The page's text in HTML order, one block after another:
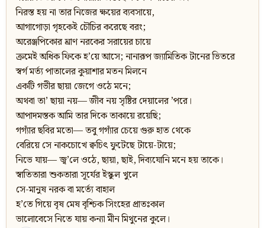
নিরস্ত হয় না তার নিজের ক্ষয়ের ব্যবসায়ে,
আগাগোড়া গৃহকেই চৌচির করেছে বরং;
অরেঞ্জপিকোর ঘ্রাণ নরকের সরায়ের চায়ে
ক্রমেই অধিক ফিকে হ’য়ে আসে; নানারূপ জ্যামিতিক টানের ভিতরে
স্বৰ্গ মর্ত্য পাতালের কুয়াশার মতন মিলনে
একটি গভীর ছায়া জেগে ওঠে মনে;
অথবা তা’ ছায়া নয়— জীব নয় সৃষ্টির দেয়ালের ’পরে।
আপাদমস্তক আমি তার দিকে তাকায়ে রয়েছি;
গগ্যাঁর ছবির মতো— তবু গগ্যাঁর চেয়ে গুরু হাত থেকে
বেরিয়ে সে নাকচোখে ক্বচিৎ ফুটেছে টায়ে-টায়ে;
নিভে যায়— জ্ব’লে ওঠে, ছায়া, ছাই, দিব্যযোনি মনে হয় তাকে।
স্বাতিতারা শুকতারা সূর্যের ইস্কুল খুলে
সে-মানুষ নরক বা মর্ত্যে বাহাল
হ’তে গিয়ে বৃষ মেষ বৃশ্চিক সিংহের প্রাতঃকাল
ভালোবেসে নিতে যায় কন্যা মীন মিথুনের কুলে।